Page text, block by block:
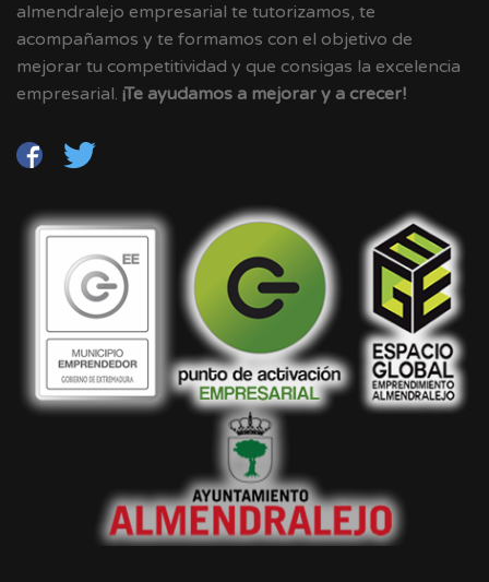
almendralejo empresarial te tutorizamos, te
acompañamos y te formamos con el objetivo de
mejorar tu competitividad y que consigas la excelencia
empresarial. ¡Te ayudamos a mejorar y a crecer!